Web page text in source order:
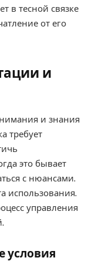
в тесной связке
от его
и
и знания
требует
это бывает
с нюансами.
использования.
управления
условия